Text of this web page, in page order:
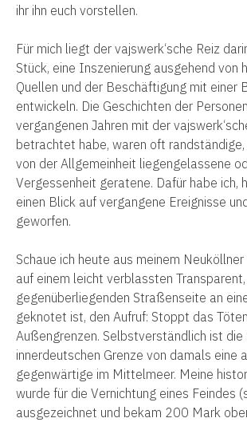
ihr ihn euch vorstellen.
Für mich liegt der vajswerk‘sche Reiz
Stück, eine Inszenierung ausgehend von
Quellen und der Beschäftigung mit einer
entwickeln. Die Geschichten der
vergangenen Jahren mit der
betrachtet habe, waren oft
von der Allgemeinheit liegengelassene
Vergessenheit geratene. Dafür habe ich,
einen Blick auf vergangene Ereignisse und
geworfen.
Schaue ich heute aus meinem
auf einem leicht verblassten
gegenüberliegenden Straßenseite an
geknotet ist, den Aufruf: Stoppt das
Außengrenzen. Selbstverständlich ist die
innerdeutschen Grenze von damals eine
gegenwärtige im Mittelmeer. Meine
wurde für die Vernichtung eines Feindes
ausgezeichnet und bekam 200 Mark